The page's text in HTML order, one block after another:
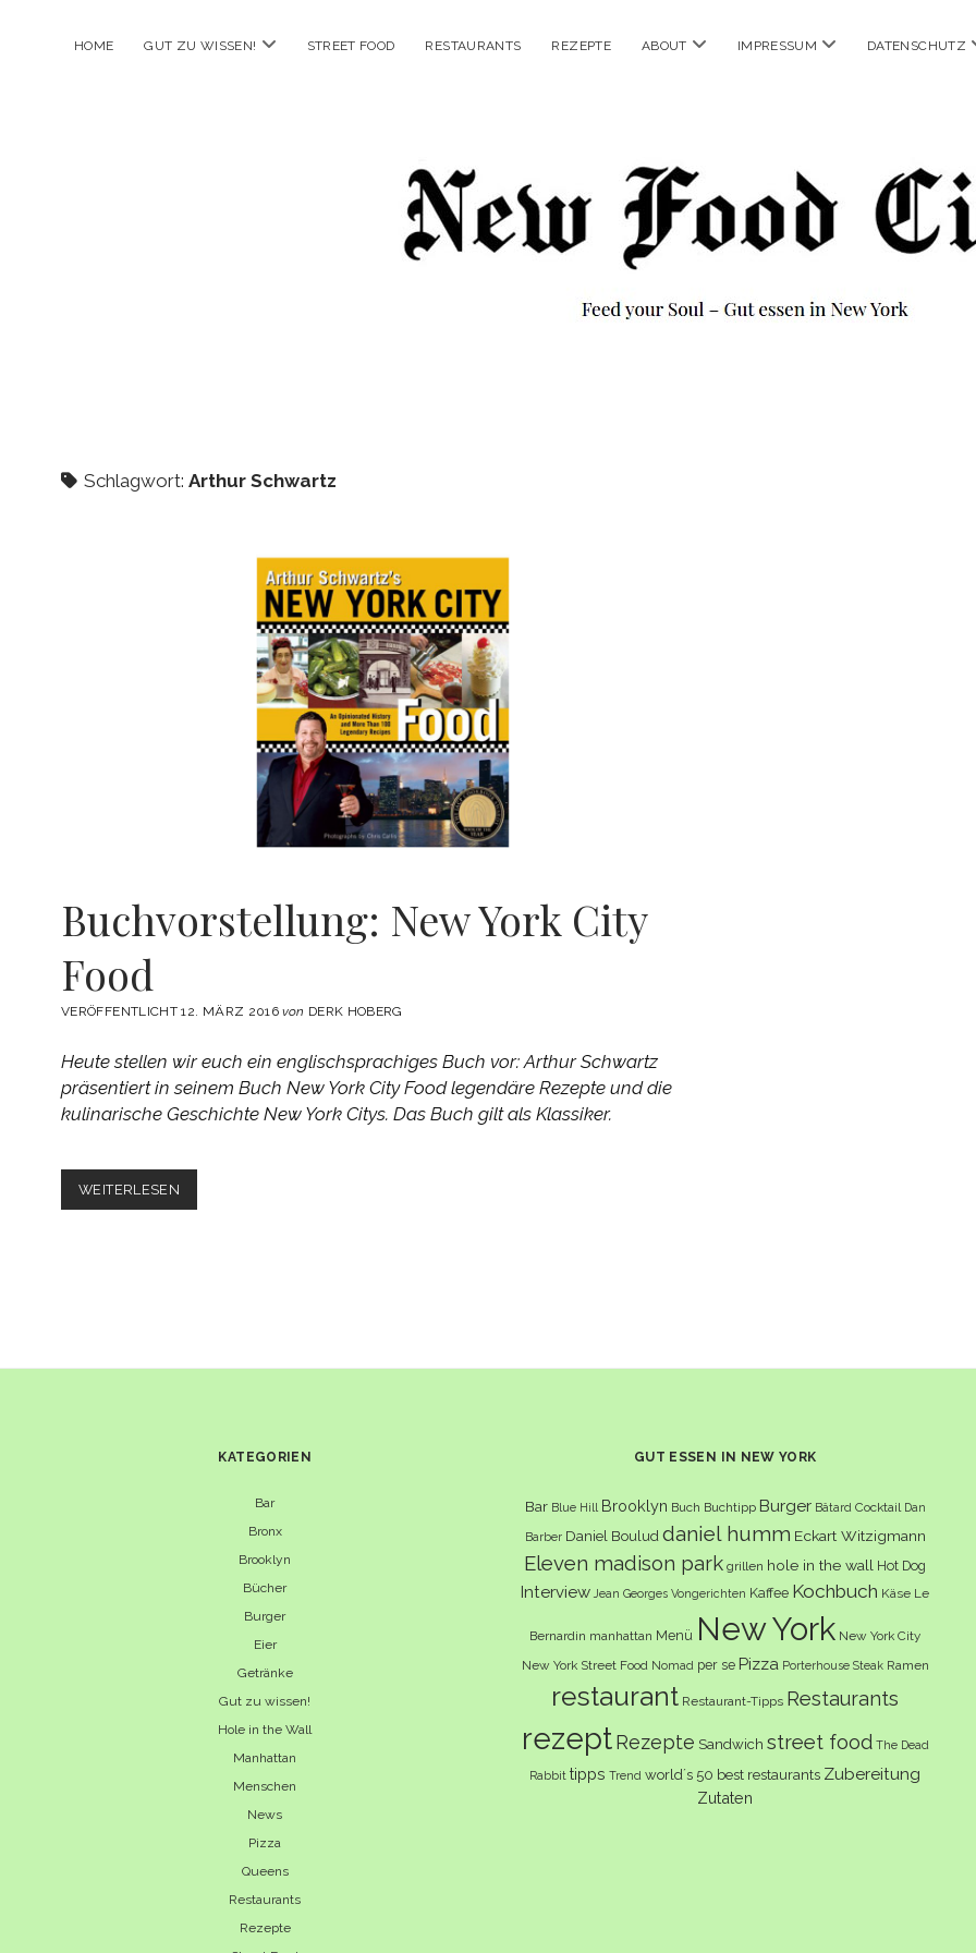
HOME GUT ZU WISSEN! Menü
STREET FOOD RESTAURANTS REZEPTE ABOUT Menü
IMPRESSUM Menü
DATENSCHUTZ
Schlagwort: Arthur Schwartz
Buchvorstellung: New York City
Food
VERÖFFENTLICHT 12. MÄRZ 2016von DERK HOBERG
Heute stellen wir euch ein englischsprachiges Buch vor: Arthur Schwartz
präsentiert in seinem Buch New York City Food legendäre Rezepte und die
kulinarische Geschichte New York Citys. Das Buch gilt als Klassiker.
WEITERLESEN
NEW
KATEGORIEN
Bar
Bronx
Brooklyn
Bücher
Burger
Eier
Getränke
Gut zu wissen!
Hole in the Wall
Manhattan
Menschen
News
Pizza
Queens
Restaurants
Rezepte
GUT ESSEN IN NEW YORK
Bar Blue Hill Brooklyn Buch Buchtipp Burger Bâtard Cocktail Dan
Barber Daniel Boulud daniel humm Eckart Witzigmann
Eleven madison park grillen hole in the wall Hot Dog
Interview Jean Georges Vongerichten Kaffee Kochbuch Käse Le
Bernardin manhattan Menü New York New York City
New York Street Food Nomad per se Pizza Porterhouse Steak Ramen
restaurant Restaurant-Tipps Restaurants
rezept Rezepte Sandwich street food The Dead
Rabbit tipps Trend world´s 50 best restaurants Zubereitung
Zutaten